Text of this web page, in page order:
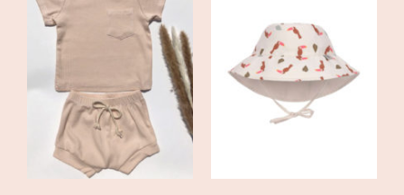
PRODUIT
A
PLUSIEURS
VARIATIONS.
LES
DÉTAILS
CHOIX DES
OPTIONS
CE
PRODUIT
A
/
DÉTAILS